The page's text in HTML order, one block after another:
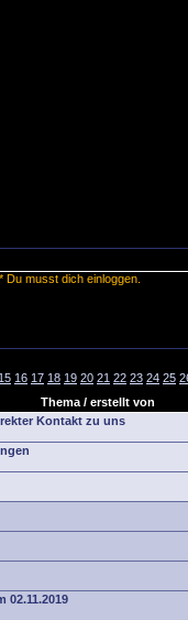
* Du musst dich einloggen.
15 16 17 18 19 20 21 22 23 24 25
Thema / erstellt von
Kontakt zu uns
02.11.2019